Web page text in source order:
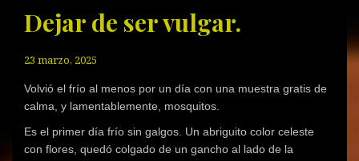
Dejar de ser vulgar.
23 marzo, 2025
Volvió el frío al menos por un día con una muestra gratis de
calma, y lamentablemente, mosquitos.
Es el primer día frío sin galgos. Un abriguito color celeste
con flores, quedó colgado de un gancho al lado de la